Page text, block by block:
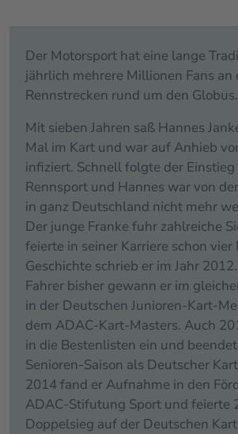
Der Motorsport hat eine lange
jährlich mehrere Millionen Fans an
Rennstrecken rund um den Globus.
Mit sieben Jahren saß Hannes
Mal im Kart und war auf Anhieb
infiziert. Schnell folgte der Einstieg
Rennsport und Hannes war von
in ganz Deutschland nicht mehr
Der junge Franke fuhr zahlreiche
feierte in seiner Karriere schon
Geschichte schrieb er im Jahr
Fahrer bisher gewann er im
in der Deutschen Junioren-Kart-
dem ADAC-Kart-Masters. Auch
in die Bestenlisten ein und
Senioren-Saison als Deutscher
2014 fand er Aufnahme in den
ADAC-Stifutung Sport und feierte
Doppelsieg auf der Deutschen